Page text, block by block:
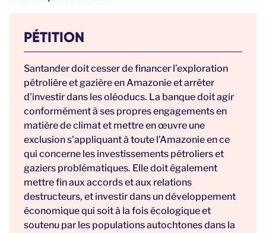
PÉTITION
Santander doit cesser de financer l’exploration
pétrolière et gazière en Amazonie et arrêter
d’investir dans les oléoducs. La banque doit agir
conformément à ses propres engagements en
matière de climat et mettre en œuvre une
exclusion s’appliquant à toute l’Amazonie en ce
qui concerne les investissements pétroliers et
gaziers problématiques. Elle doit également
mettre fin aux accords et aux relations
destructeurs, et investir dans un développement
économique qui soit à la fois écologique et
soutenu par les populations autochtones dans la